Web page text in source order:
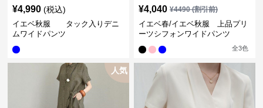
¥4,990 (税込)
イエベ秋服 タック入りデニ
ムワイドパンツ
¥4,040 ¥4490(割引前)
イエベ春/イエベ秋服 上品プリ
ーツシフォンワイドパンツ
全3色
人気